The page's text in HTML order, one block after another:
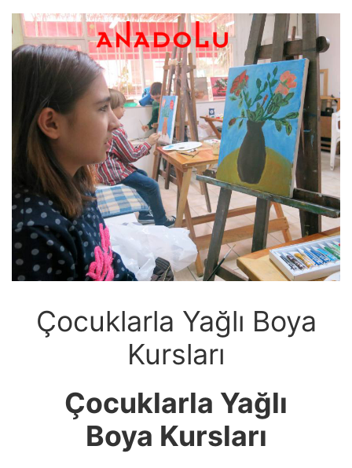
Çocuklarla Yağlı Boya
Kursları
Çocuklarla Yağlı
Boya Kursları